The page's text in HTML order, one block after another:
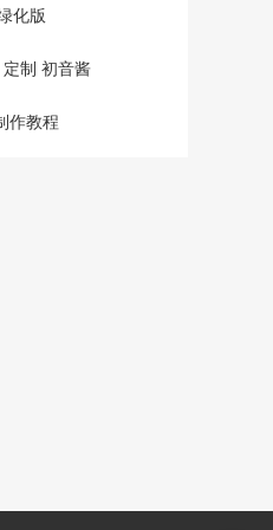
化版
制 初音酱
作教程